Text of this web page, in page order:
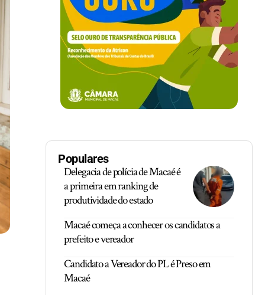
Populares
Delegacia de polícia de Macaé é
a primeira em ranking de
produtividade do estado
Macaé começa a conhecer os candidatos a
prefeito e vereador
Candidato a Vereador do PL é Preso em
Macaé